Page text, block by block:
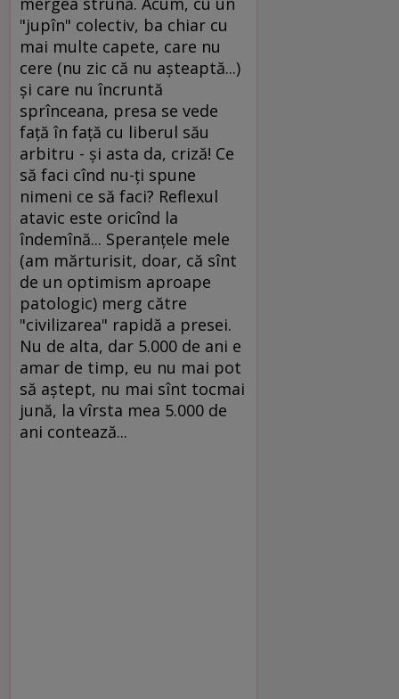
"jupîn" colectiv, ba chiar cu
mai multe capete, care nu
cere (nu zic că nu aşteaptă...)
şi care nu încruntă
sprînceana, presa se vede
faţă în faţă cu liberul său
arbitru - şi asta da, criză! Ce
să faci cînd nu-ţi spune
nimeni ce să faci? Reflexul
atavic este oricînd la
îndemînă... Speranţele mele
(am mărturisit, doar, că sînt
de un optimism aproape
patologic) merg către
"civilizarea" rapidă a presei.
Nu de alta, dar 5.000 de ani e
amar de timp, eu nu mai pot
să aştept, nu mai sînt tocmai
jună, la vîrsta mea 5.000 de
ani contează...